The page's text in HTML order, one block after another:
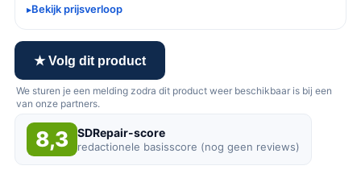
Bekijk prijsverloop
★ Volg dit product
We sturen je een melding zodra dit product weer beschikbaar is bij een
van onze partners.
8,3 SDRepair-score
redactionele basisscore (nog geen reviews)